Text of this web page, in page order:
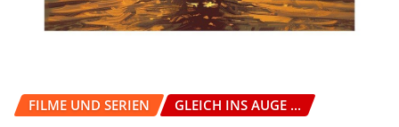
FILME UND SERIEN GLEICH INS AUGE ...